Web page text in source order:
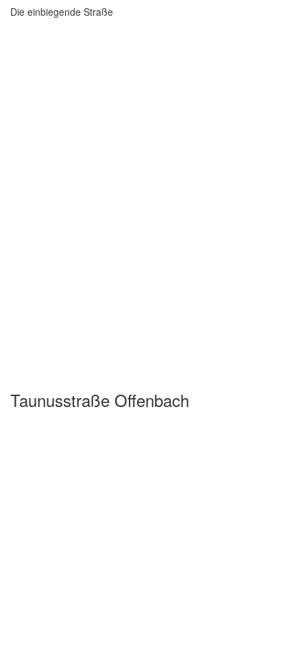
Die einbiegende Straße
Taunusstraße Offenbach